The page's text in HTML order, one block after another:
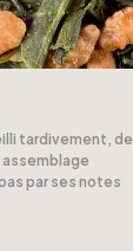
tardivement, de
par ses notes